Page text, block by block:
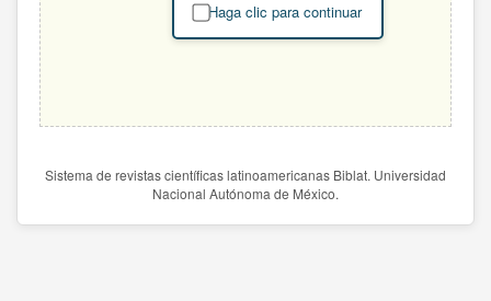
Haga clic para continuar
Sistema de revistas científicas latinoamericanas Biblat. Universidad
Nacional Autónoma de México.